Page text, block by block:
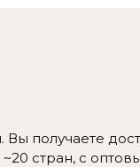
получаете
стран, с